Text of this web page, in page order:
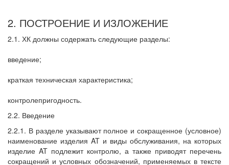
2. ПОСТРОЕНИЕ И ИЗЛОЖЕНИЕ
2.1. ХК должны содержать следующие разделы:
введение;
краткая техническая характеристика;
контролепригодность.
2.2. Введение
2.2.1. В разделе указывают полное и сокращенное (условное)
наименование изделия AT и виды обслуживания, на которых
изделие AT подлежит контролю, а также приводят перечень
сокращений и условных обозначений, применяемых в тексте